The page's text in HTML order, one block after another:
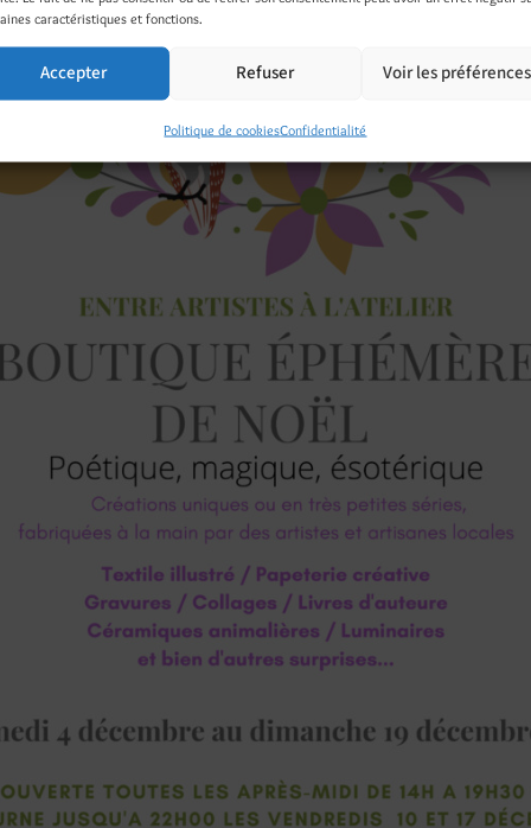
caractéristiques et fonctions.
Accepter Refuser Voir les préférences
Politique de cookiesConfidentialité
on Fridays 10 and 17 December